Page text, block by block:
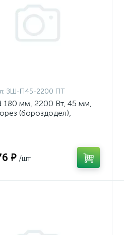
ЗШ-П45-2200 ПТ
180 мм, 2200 Вт, 45 мм,
(бороздодел),
₽ /шт